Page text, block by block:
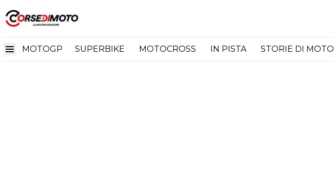
MOTOGP SUPERBIKE MOTOCROSS IN PISTA STORIE DI MOTO